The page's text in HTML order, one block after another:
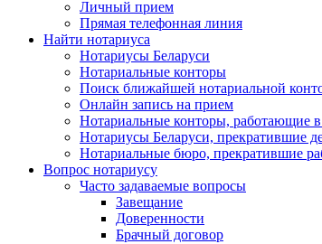
Личный прием
Прямая телефонная линия
Найти нотариуса
Нотариусы Беларуси
Нотариальные конторы
Поиск ближайшей нотариальной
Онлайн запись на прием
Нотариальные конторы, работающие в
Нотариусы Беларуси, прекратившие
Нотариальные бюро, прекратившие
Вопрос нотариусу
Часто задаваемые вопросы
Завещание
Доверенности
Брачный договор